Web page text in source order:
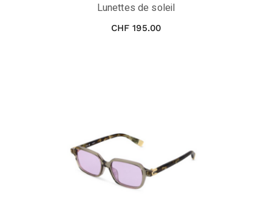
Lunettes de soleil
CHF 195.00